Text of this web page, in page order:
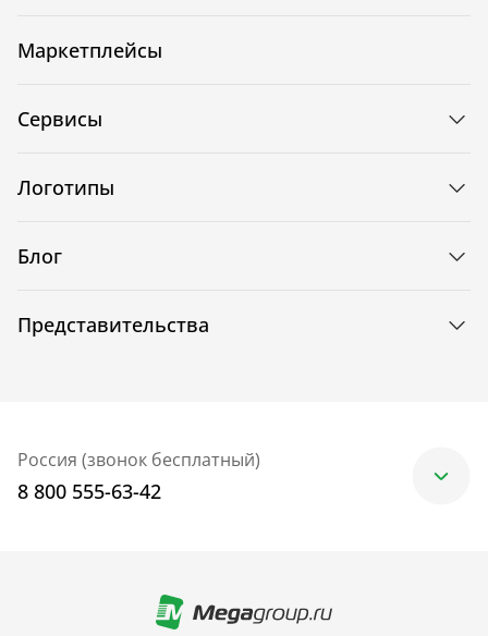
Маркетплейсы
Сервисы
Логотипы
Блог
Представительства
Россия (звонок бесплатный)
8 800 555-63-42
+7 (499) 705-30-10